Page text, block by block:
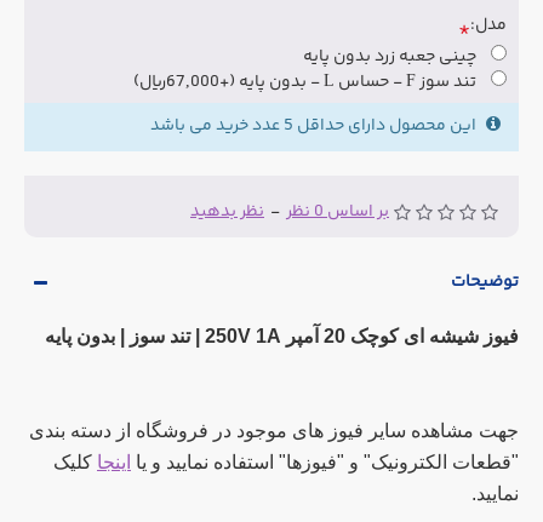
بر اساس 0 نظر - نظر بدهید
مدل:
چینی جعبه زرد بدون پایه
تند سوز F - حساس L - بدون پایه
(+67,000ریال)
این محصول دارای حداقل 5 عدد خرید می باشد
توضیحات
فیوز شیشه ای کوچک 20 آمپر 250V 1A | تند سوز | بدون پایه
جهت مشاهده سایر فیوز های موجود در فروشگاه از دسته بندی
"قطعات الکترونیک" و "فیوزها" استفاده نمایید و یا اینجا کلیک
نمایید.